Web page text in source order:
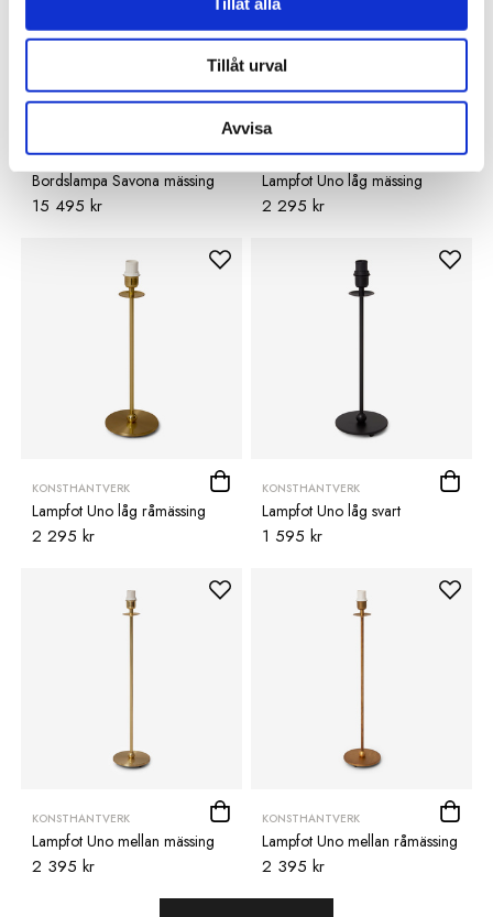
Tillåt urval
Avvisa
VAUGHAN
Bordslampa Savona mässing
15 495 kr
KONSTHANTVERK
Lampfot Uno låg mässing
2 295 kr
KONSTHANTVERK
Lampfot Uno låg råmässing
2 295 kr
KONSTHANTVERK
Lampfot Uno låg svart
1 595 kr
KONSTHANTVERK
Lampfot Uno mellan mässing
2 395 kr
KONSTHANTVERK
Lampfot Uno mellan råmässing
2 395 kr